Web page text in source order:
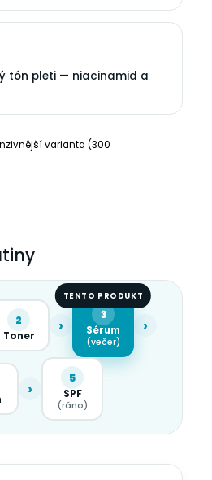
tón pleti — niacinamid a
varianta (300
2
Toner
›
3
Sérum
(večer)
TENTO PRODUKT
›
›
5
SPF
(ráno)